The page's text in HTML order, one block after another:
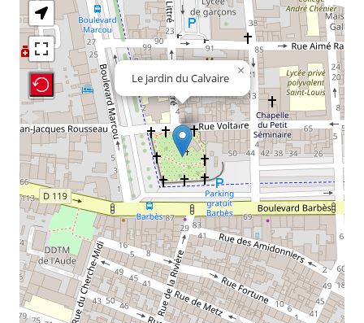
Le jardin du Calvaire ×
Recenter Map